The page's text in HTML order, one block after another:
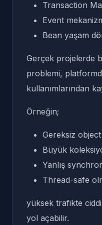
Transaction
Event
Bean yaşam
Gerçek projelerde
problemi,
kullanımlarından
Örneğin;
Gereksiz
Büyük
Yanlış
Thread-safe
yüksek trafikte
yol açabilir.